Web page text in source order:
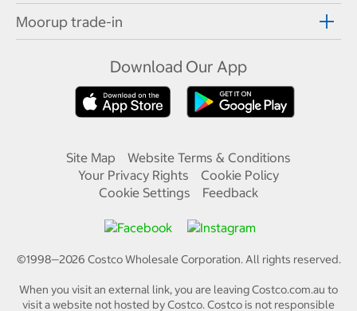
Moorup trade-in
Download Our App
Site Map
Website Terms & Conditions
Your Privacy Rights
Cookie Policy
Cookie Settings
Feedback
©1998—2026 Costco Wholesale Corporation.All rights reserved.
When you visit an external link, you are leaving Costco.com.au to
visit a website not hosted by Costco. Costco is not responsible